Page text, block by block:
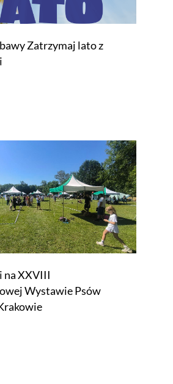
Zatrzymaj lato z
na XXVIII
Wystawie Psów